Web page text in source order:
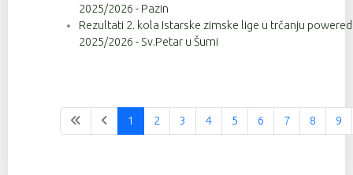
2025/2026 - Pazin
Rezultati 2. kola Istarske zimske lige u trčanju
2025/2026 - Sv.Petar u Šumi
1 2 3 4 5 6 7 8 9